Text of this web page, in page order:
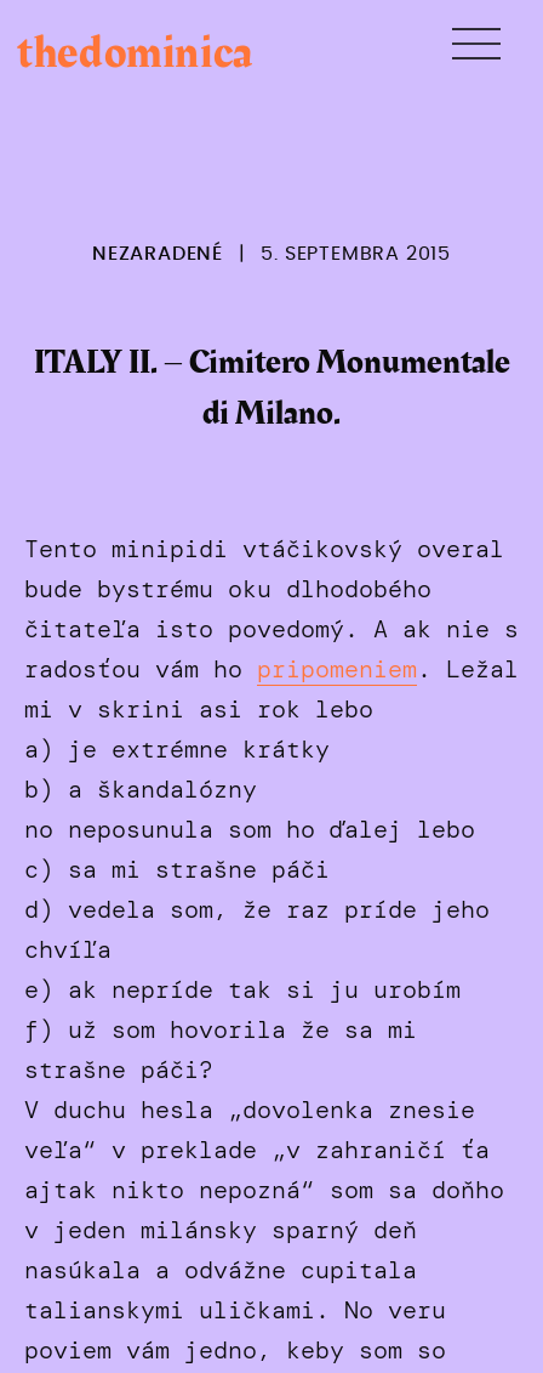
to
content
thedominica
NEZARADENÉ 5. SEPTEMBRA 2015
ITALY II. – Cimitero Monumentale
di Milano.
Tento minipidi vtáčikovský overal
bude bystrému oku dlhodobého
čitateľa isto povedomý. A ak nie s
radosťou vám ho pripomeniem. Ležal
mi v skrini asi rok lebo
a) je extrémne krátky
b) a škandalózny
no neposunula som ho ďalej lebo
c) sa mi strašne páči
d) vedela som, že raz príde jeho
chvíľa
e) ak nepríde tak si ju urobím
f) už som hovorila že sa mi
strašne páči?
V duchu hesla „dovolenka znesie
veľa“ v preklade „v zahraničí ťa
ajtak nikto nepozná“ som sa doňho
v jeden milánsky sparný deň
nasúkala a odvážne cupitala
talianskymi uličkami. No veru
poviem vám jedno, keby som so